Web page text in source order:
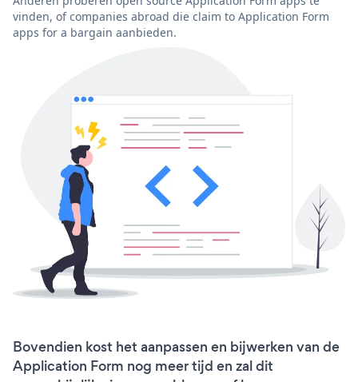
vinden, of companies abroad die claim to Application Form
apps for a bargain aanbieden.
Bovendien kost het aanpassen en bijwerken van de
Application Form nog meer tijd en zal dit